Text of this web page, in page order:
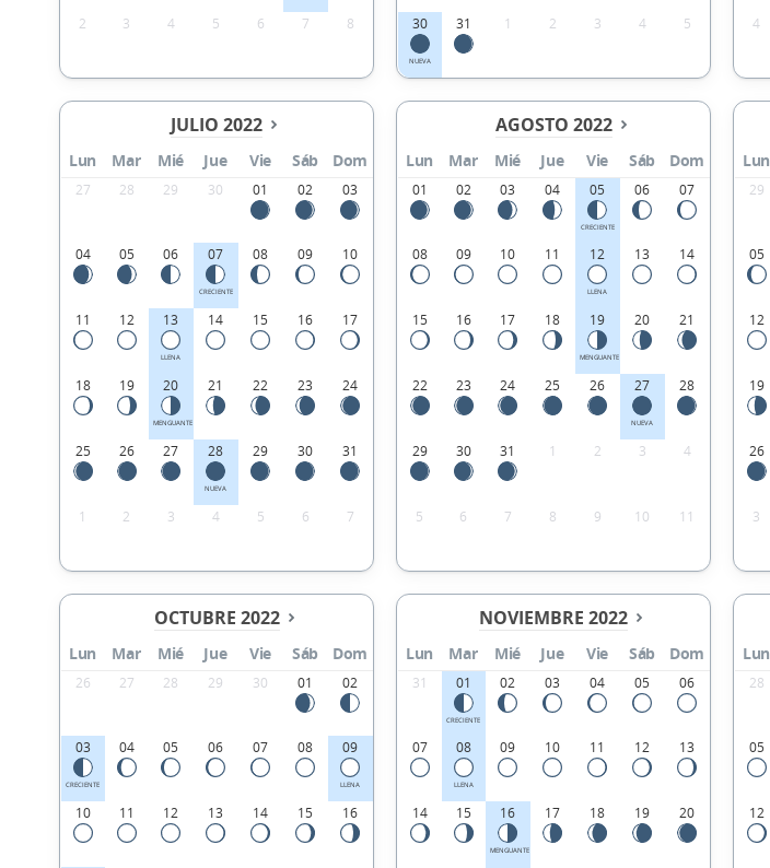
2 3 4 5 6 7 8 30
NUEVA
31 1 2 3 4 5 4
JULIO 2022
Lun Mar Mié Jue Vie Sáb Dom
27 28 29 30 01 02 03
04 05 06 07
CRECIENTE
08 09 10
11 12 13
LLENA
14 15 16 17
18 19 20
MENGUANTE
21 22 23 24
25 26 27 28
NUEVA
29 30 31
1 2 3 4 5 6 7
AGOSTO 2022
Lun Mar Mié Jue Vie Sáb Dom
01 02 03 04 05
CRECIENTE
06 07
08 09 10 11 12
LLENA
13 14
15 16 17 18 19
MENGUANTE
20 21
22 23 24 25 26 27
NUEVA
28
29 30 31 1 2 3 4
5 6 7 8 9 10 11
Lun
29
05
12
19
26
3
OCTUBRE 2022
Lun Mar Mié Jue Vie Sáb Dom
26 27 28 29 30 01 02
03
CRECIENTE
04 05 06 07 08 09
LLENA
10 11 12 13 14 15 16
NOVIEMBRE 2022
Lun Mar Mié Jue Vie Sáb Dom
31 01
CRECIENTE
02 03 04 05 06
07 08
LLENA
09 10 11 12 13
14 15 16
MENGUANTE
17 18 19 20
Lun
28
05
12